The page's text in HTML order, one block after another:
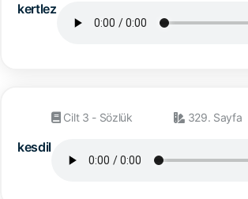
kertlez
kesdil
Cilt 3 - Sözlük 329. Sayfa